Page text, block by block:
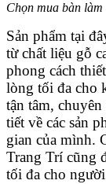
Chọn mua bàn
Sản phẩm tại
từ chất liệu gỗ
phong cách
lòng tối đa cho
tận tâm,
tiết về các sản
gian của mình.
Trang Trí cũng
tối đa cho